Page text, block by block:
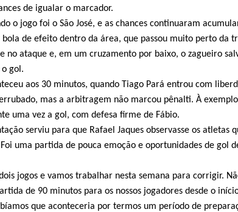
de igualar o marcador.
o jogo foi o São José, e as chances continuaram
de efeito dentro da área, que passou muito perto da
no ataque e, em um cruzamento por baixo, o zagueiro
gol.
aos 30 minutos, quando Tiago Pará entrou com
mas a arbitragem não marcou pênalti. À
uma vez a gol, com defesa firme de Fábio.
serviu para que Rafael Jaques observasse os atletas
uma partida de pouca emoção e oportunidades de gol
jogos e vamos trabalhar nesta semana para corrigir.
de 90 minutos para os nossos jogadores desde o
que aconteceria por termos um período de